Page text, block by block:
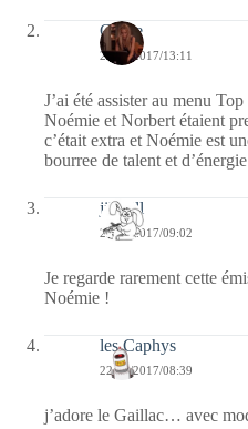
Carrie
22/10/2017/13:11
J’ai été assister au menu
Noémie et Norbert étaient
c’était extra et Noémie est
bourree de talent et
jill bill
22/10/2017/09:02
Je regarde rarement cette
Noémie !
les Caphys
22/10/2017/08:39
j’adore le Gaillac… avec